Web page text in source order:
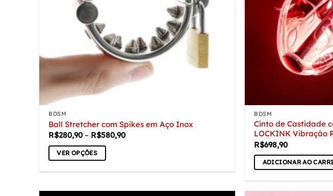
BDSM
Ball Stretcher com Spikes em Aço Inox
R$280,90 – R$580,90Faixa
R$580,90
VER OPÇÕES
tem
BDSM
Cinto de Castidade
LOCKINK Vibração
R$698,90
ADICIONAR AO